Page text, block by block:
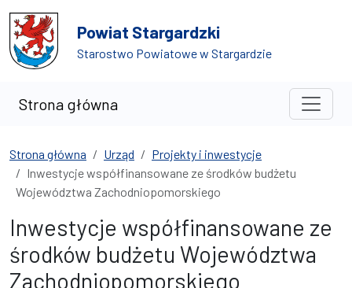
Przejdź do treści
Przejdź do wyszukiwarki
Powiat Stargardzki
Starostwo Powiatowe w Stargardzie
Strona główna
Strona główna Urząd
Projekty i inwestycje
Inwestycje współfinansowane ze środków budżetu
Województwa Zachodniopomorskiego
Inwestycje współfinansowane ze
środków budżetu Województwa
Zachodniopomorskiego